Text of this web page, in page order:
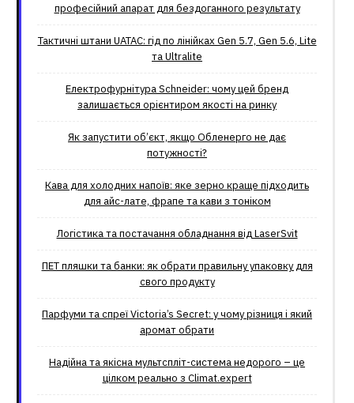
професійний апарат для бездоганного результату
Тактичні штани UATAC: гід по лінійках Gen 5.7, Gen 5.6, Lite
та Ultralite
Електрофурнітура Schneider: чому цей бренд
залишається орієнтиром якості на ринку
Як запустити об’єкт, якщо Обленерго не дає
потужності?
Кава для холодних напоїв: яке зерно краще підходить
для айс-лате, фрапе та кави з тоніком
Логістика та постачання обладнання від LaserSvit
ПЕТ пляшки та банки: як обрати правильну упаковку для
свого продукту
Парфуми та спреї Victoria’s Secret: у чому різниця і який
аромат обрати
Надійна та якісна мультспліт-система недорого – це
цілком реально з Climat.еxpert